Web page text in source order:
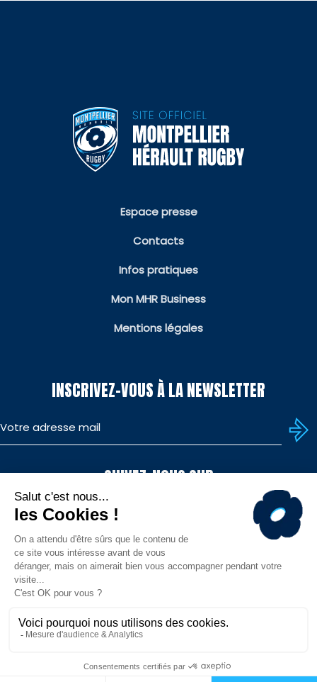
Espace presse
Contacts
Infos pratiques
Mon MHR Business
Mentions légales
INSCRIVEZ-VOUS À LA NEWSLETTER
SUIVEZ-NOUS SUR
TÉLÉCHARGEZ L'APP
© MHR - Site officiel - Tous droits réservés